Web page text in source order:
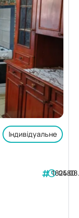
Індивідуальне
182480